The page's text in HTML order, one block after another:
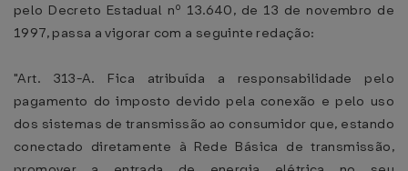
pelo Decreto Estadual nº 13.640, de 13 de novembro de
1997, passa a vigorar com a seguinte redação:
"Art. 313-A. Fica atribuída a responsabilidade pelo
pagamento do imposto devido pela conexão e pelo uso
dos sistemas de transmissão ao consumidor que, estando
conectado diretamente à Rede Básica de transmissão,